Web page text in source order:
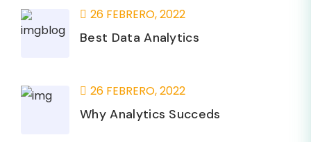
26 FEBRERO, 2022
Best Data Analytics
26 FEBRERO, 2022
Why Analytics Succeds